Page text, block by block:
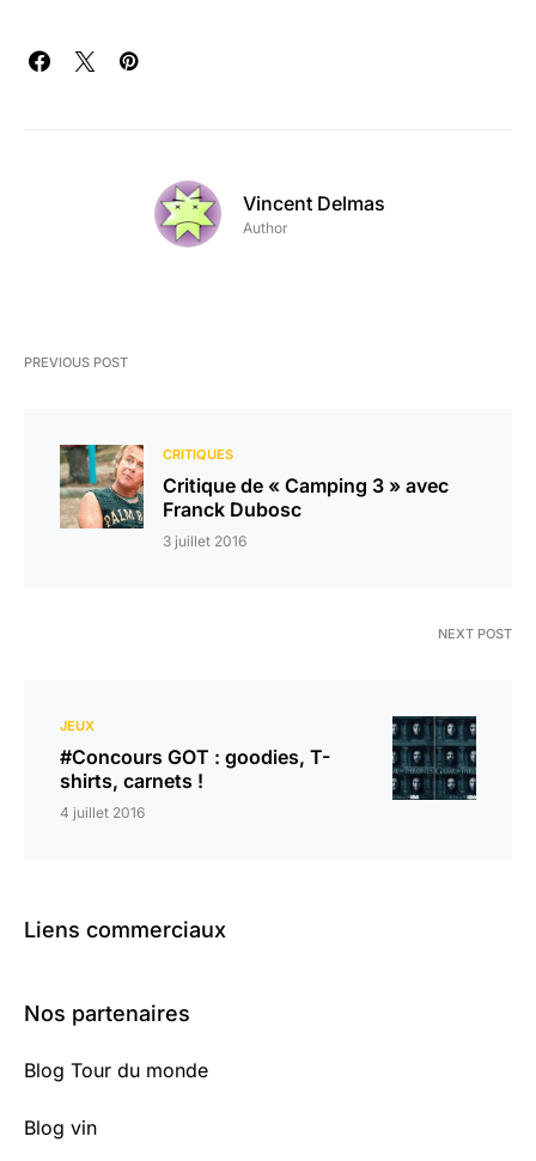
Vincent Delmas
Author
PREVIOUS POST
CRITIQUES
Critique de « Camping 3 » avec
Franck Dubosc
3 juillet 2016
NEXT POST
JEUX
#Concours GOT : goodies, T-
shirts, carnets !
4 juillet 2016
Liens commerciaux
Nos partenaires
Blog Tour du monde
Blog vin